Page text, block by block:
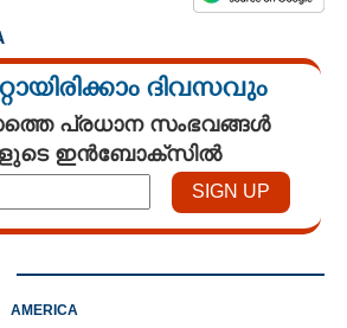
ദിവസവും
പ്രധാന സംഭവങ്ങൾ
ഇൻബോക്സിൽ
AMERICA